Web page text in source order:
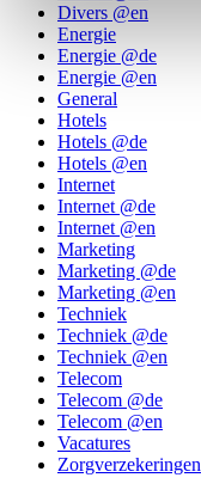
Divers @en
Energie
Energie @de
Energie @en
General
Hotels
Hotels @de
Hotels @en
Internet
Internet @de
Internet @en
Marketing
Marketing @de
Marketing @en
Techniek
Techniek @de
Techniek @en
Telecom
Telecom @de
Telecom @en
Vacatures
Zorgverzekeringen